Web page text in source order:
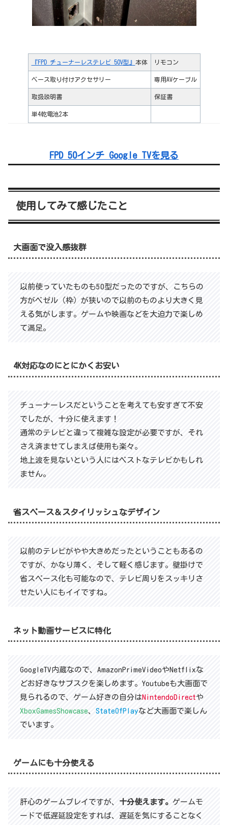
『FPD チューナーレステレビ 50V型』 本体 リモコン
ベース取り付けアクセサリー 専用AVケーブル
取扱説明書 保証書
単4乾電池2本
FPD 50インチ Google TVを見る
使用してみて感じたこと
大画面で没入感抜群
以前使っていたものも50型だったのですが、こちらの
方がベゼル（枠）が狭いので以前のものより大きく見
える気がします。ゲームや映画などを大迫力で楽しめ
て満足。
4K対応なのにとにかくお安い
チューナーレスだということを考えても安すぎて不安
でしたが、十分に使えます！
通常のテレビと違って複雑な設定が必要ですが、それ
さえ済ませてしまえば使用も楽々。
地上波を見ないという人にはベストなテレビかもしれ
ません。
省スペース＆スタイリッシュなデザイン
以前のテレビがやや大きめだったということもあるの
ですが、かなり薄く、そして軽く感じます。壁掛けで
省スペース化も可能なので、テレビ周りをスッキリさ
せたい人にもイイですね。
ネット動画サービスに特化
GoogleTV内蔵なので、AmazonPrimeVideoやNetflixな
どお好きなサブスクを楽しめます。Youtubeも大画面で
見られるので、ゲーム好きの自分はNintendoDirectや
XboxGamesShowcase、 StateOfPlayなど大画面で楽しん
でいます。
ゲームにも十分使える
肝心のゲームプレイですが、 十分使えます。 ゲームモ
ードで低遅延設定をすれば、遅延を気にすることなく